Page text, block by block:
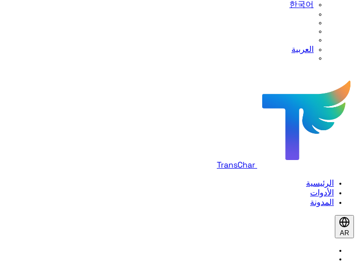
한국어
العربية
TransChar
الرئيسية
الأدوات
المدونة
AR